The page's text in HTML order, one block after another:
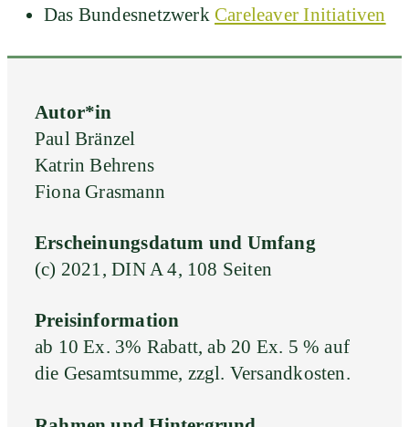
Das Bundesnetzwerk Careleaver Initiativen
Autor*in
Paul Bränzel
Katrin Behrens
Fiona Grasmann
Erscheinungsdatum und Umfang
(c) 2021, DIN A 4, 108 Seiten
Preisinformation
ab 10 Ex. 3% Rabatt, ab 20 Ex. 5 % auf
die Gesamtsumme, zzgl. Versandkosten.